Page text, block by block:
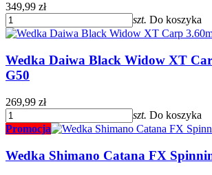
349,99 zł
szt. Do koszyka
Wedka Daiwa Black Widow XT
G50
269,99 zł
szt. Do koszyka
Promocja
Wedka Shimano Catana FX